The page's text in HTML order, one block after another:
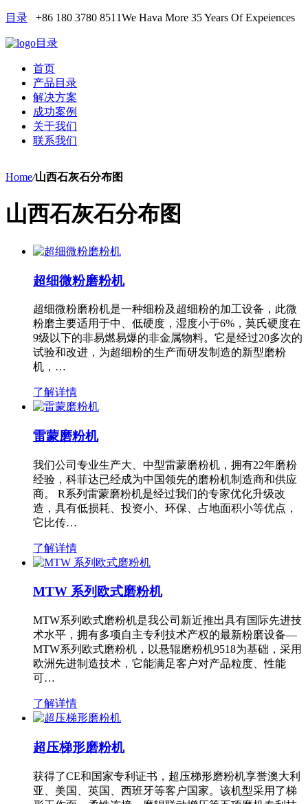
目录 +86 180 3780 8511We Hava More 35 Years Of Expeiences
目录
首页
产品目录
解决方案
成功案例
关于我们
联系我们
Home/山西石灰石分布图
山西石灰石分布图
超细微粉磨粉机
超细微粉磨粉机是一种细粉及超细粉的加工设备，此微
粉磨主要适用于中、低硬度，湿度小于6%，莫氏硬度在
9级以下的非易燃易爆的非金属物料。它是经过20多次的
试验和改进，为超细粉的生产而研发制造的新型磨粉
机，…
了解详情
雷蒙磨粉机
我们公司专业生产大、中型雷蒙磨粉机，拥有22年磨粉
经验，科菲达已经成为中国领先的磨粉机制造商和供应
商。 R系列雷蒙磨粉机是经过我们的专家优化升级改
造，具有低损耗、投资小、环保、占地面积小等优点，
它比传…
了解详情
MTW 系列欧式磨粉机
MTW系列欧式磨粉机是我公司新近推出具有国际先进技
术水平，拥有多项自主专利技术产权的最新粉磨设备—
MTW系列欧式磨粉机，以悬辊磨粉机9518为基础，采用
欧洲先进制造技术，它能满足客户对产品粒度、性能
可…
了解详情
超压梯形磨粉机
获得了CE和国家专利证书，超压梯形磨粉机享誉澳大利
亚、美国、英国、西班牙等客户国家。该机型采用了梯